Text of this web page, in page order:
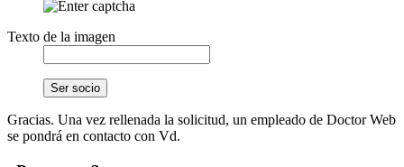
Texto de la imagen
Ser socio
Gracias. Una vez rellenada la solicitud, un empleado de Doctor Web
se pondrá en contacto con Vd.